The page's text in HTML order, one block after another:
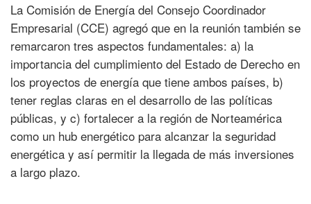
La Comisión de Energía del Consejo Coordinador
Empresarial (CCE) agregó que en la reunión también se
remarcaron tres aspectos fundamentales: a) la
importancia del cumplimiento del Estado de Derecho en
los proyectos de energía que tiene ambos países, b)
tener reglas claras en el desarrollo de las políticas
públicas, y c) fortalecer a la región de Norteamérica
como un hub energético para alcanzar la seguridad
energética y así permitir la llegada de más inversiones
a largo plazo.